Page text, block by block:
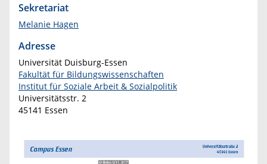
Sekretariat
Melanie Hagen
Adresse
Universität Duisburg-Essen
Fakultät für Bildungswissenschaften
Institut für Soziale Arbeit & Sozialpolitik
Universitätsstr. 2
45141 Essen